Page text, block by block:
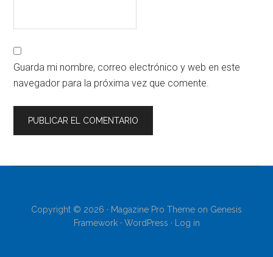
Guarda mi nombre, correo electrónico y web en este
navegador para la próxima vez que comente.
Copyright © 2026 · Magazine Pro Theme on Genesis
Framework· WordPress · Log in